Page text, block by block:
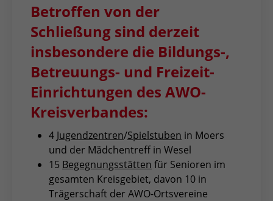
Betroffen von der
Schließung sind derzeit
insbesondere die Bildungs-,
Betreuungs- und Freizeit-
Einrichtungen des AWO-
Kreisverbandes:
4 Jugendzentren/Spielstuben in Moers
und der Mädchentreff in Wesel
15 Begegnungsstätten für Senioren im
gesamten Kreisgebiet, davon 10 in
Trägerschaft der AWO-Ortsvereine